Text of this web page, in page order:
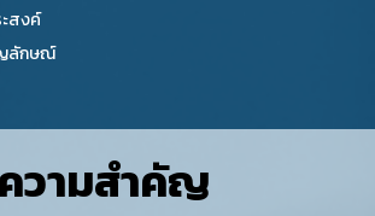
สงค์
ลักษณ์
วามสำคัญ